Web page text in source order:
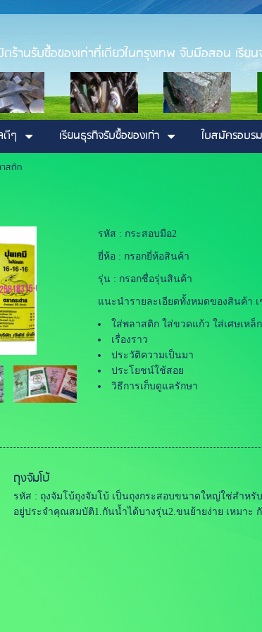
ปิดร้านรับซื้อของเก่าที่เดียวในกรุงเทพ จับมือสอน
ดีๆ เรียนธุรกิจรับซื้อของเก่า ใบสมัครอบรม
สติก
รหัส : กระสอบมือ2
ยี่ห้อ : กรอกยี่ห้อสินค้า
รุ่น : กรอกชื่อรุ่นสินค้า
แนะนำรายละเอียดทั้งหมดของสินค้า
ใส่พลาสติก ใส่ขวดแก้ว ใส่เศษเหล็ก
เรื่องราว
ประวัติความเป็นมา
ประโยชน์ใช้สอย
วิธีการเก็บดูแลรักษา
ถุงจัมโบ้
รหัส : ถุงจัมโบ้ถุงจัมโบ้ เป็นถุงกระสอบขนาดใหญ่ใช่สำห
อยู่ประจำคุณสมบัติ1.กันน้ำได้บางรุ่น2.ขนย้ายง่าย เหมาะ